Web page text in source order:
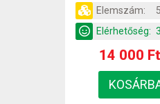
Elemszám:
Elérhetőség:
14 000 Ft